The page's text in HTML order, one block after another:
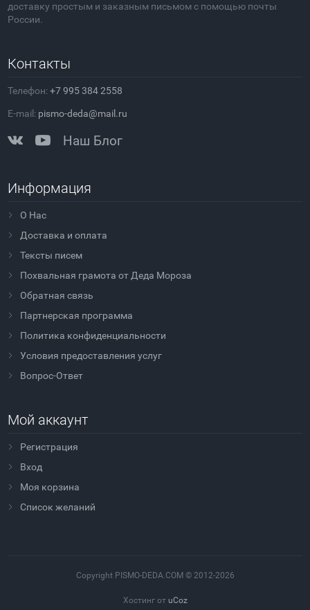
доставку простым и заказным письмом с помощью почты
России.
Контакты
Телефон:+7 995 384 2558
E-mail: pismo-deda@mail.ru
Наш Блог
Информация
О Нас
Доставка и оплата
Тексты писем
Похвальная грамота от Деда Мороза
Обратная связь
Партнерская программа
Политика конфиденциальности
Условия предоставления услуг
Вопрос-Ответ
Мой аккаунт
Регистрация
Вход
Моя корзина
Cписок желаний
Copyright PISMO-DEDA.COM © 2012-2026
Хостинг от uCoz